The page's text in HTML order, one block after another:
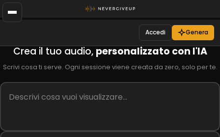
Accedi Genera
Crea il tuo audio, personalizzato con l'IA
Scrivi cosa ti serve. Ogni sessione viene creata da zero, solo per te.